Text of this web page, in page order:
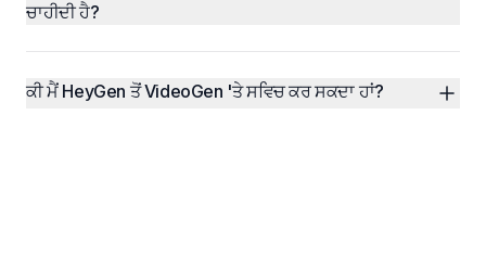
ਚਾਹੀਦੀ ਹੈ?
ਕੀ ਮੈਂ HeyGen ਤੋਂ VideoGen 'ਤੇ ਸਵਿਚ ਕਰ ਸਕਦਾ ਹਾਂ?